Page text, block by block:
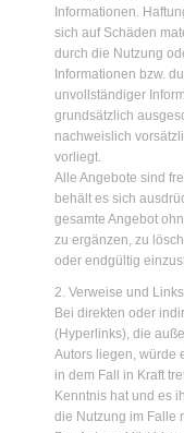
Informationen.
sich auf Schäden
durch die Nutzung
Informationen bzw.
unvollständiger
grundsätzlich
nachweislich
vorliegt.
Alle Angebote sind
behält es sich
gesamte Angebot
zu ergänzen, zu
oder endgültig
2. Verweise und Links
Bei direkten oder
(Hyperlinks), die
Autors liegen, würde
in dem Fall in Kraft
Kenntnis hat und es
die Nutzung im Falle